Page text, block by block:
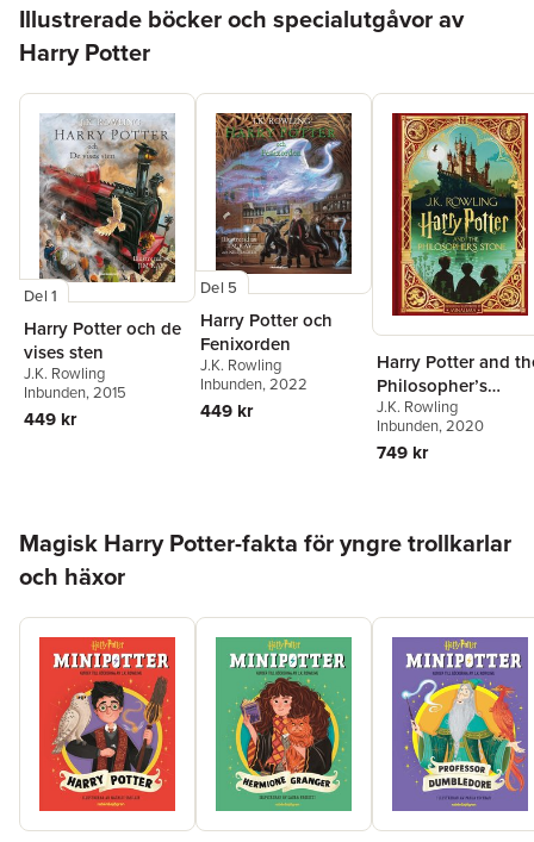
Illustrerade böcker och specialutgåvor av
Harry Potter
Del 1
Harry Potter och de
vises sten
J.K. Rowling
Inbunden, 2015
449 kr
Del 5
Harry Potter och
Fenixorden
J.K. Rowling
Inbunden, 2022
449 kr
Harry Potter and
Philosopher’s
Stone: MinaLima
Edition
J.K. Rowling
Inbunden, 2020
749 kr
Magisk Harry Potter-fakta för yngre trollkarlar
och häxor